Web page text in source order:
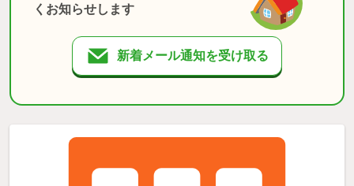
くお知らせします
新着メール通知を受け取る